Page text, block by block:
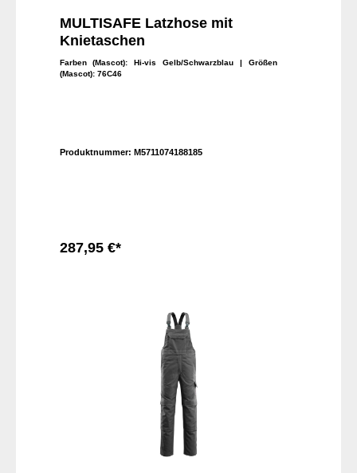
MULTISAFE Latzhose mit
Knietaschen
Farben (Mascot): Hi-vis Gelb/Schwarzblau | Größen
(Mascot): 76C46
Produktnummer: M5711074188185
287,95 €*